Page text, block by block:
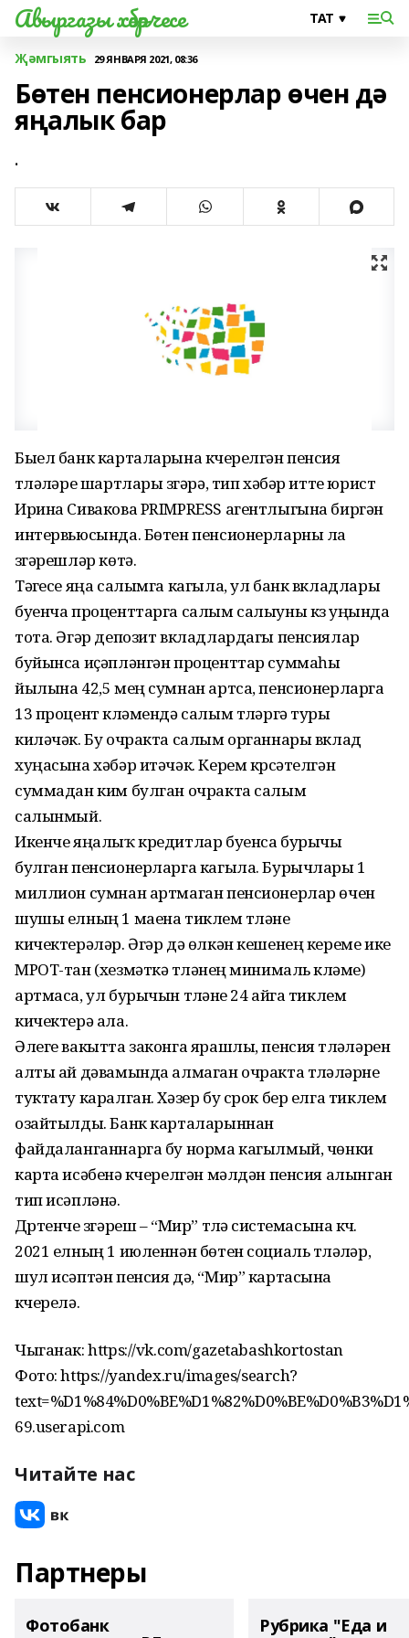
Авыргазы хәбәрчесе
Җәмгыять 29 ЯНВАРЯ 2021, 08:36
Бөтен пенсионерлар өчен дә
яңалык бар
.
Быел банк карталарына күчерелгән пенсия
түләүләре шартлары үзгәрә, тип хәбәр итте юрист
Ирина Сивакова PRIMPRESS агентлыгына биргән
интервьюсында. Бөтен пенсионерларны ла
үзгәрешләр көтә.
Тәүгесе яңа салымга кагыла, ул банк вкладлары
буенча проценттарга салым салыуны күз уңында
тота. Әгәр депозит вкладлардагы пенсиялар
буйынса иҫәпләнгән проценттар суммаһы
йылына 42,5 мең сумнан артса, пенсионерларга
13 процент күләмендә салым түләргә туры
киләчәк. Бу очракта салым органнары вклад
хуңасына хәбәр итәчәк. Керем күрсәтелгән
суммадан ким булган очракта салым
салынмый.
Икенче яңалыҡ кредитлар буенса бурычы
булган пенсионерларга кагыла. Бурычлары 1
миллион сумнан артмаган пенсионерлар өчен
шушы елның 1 маена тиклем түләүне
кичектерәләр. Әгәр дә өлкән кешенең кереме ике
МРОТ-тан (хезмәткә түләүнең минималь күләме)
артмаса, ул бурычын түләүне 24 айга тиклем
кичектерә ала.
Әлеге вакытта законга ярашлы, пенсия түләүләрен
алты ай дәвамында алмаган очракта түләүләрне
туктату каралган. Хәзер бу срок бер елга тиклем
озайтылды. Банк карталарыннан
файдаланганнарга бу норма кагылмый, чөнки
карта исәбенә күчерелгән мәлдән пенсия алынган
тип исәпләнә.
Дүртенче үзгәреш – “Мир” түләү системасына күчү.
2021 елның 1 июленнән бөтен социаль түләүләр,
шул исәптән пенсия дә, “Мир” картасына
күчерелә.
Чыганак: https://vk.com/gazetabashkortostan
Фото: https://yandex.ru/images/search?
69.userapi.com
Читайте нас
Партнеры
Фотобанк Рубрика "Еда и